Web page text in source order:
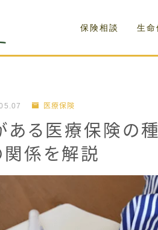
保険相談 生命
医療保険
ある医療保険の
関係を解説